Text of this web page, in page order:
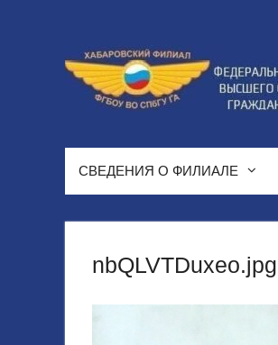
СВЕДЕНИЯ О ФИЛИАЛЕ
nbQLVTDuxeo.jpg